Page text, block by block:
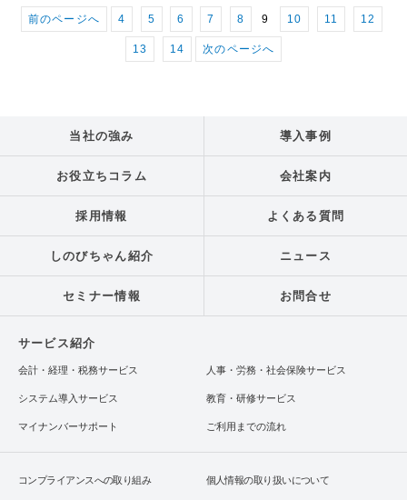
前のページへ 4 5 6 7 8 9 10 11 12
13 14 次のページへ
当社の強み 導入事例
お役立ちコラム 会社案内
採用情報 よくある質問
しのびちゃん紹介 ニュース
セミナー情報 お問合せ
サービス紹介
会計・経理・税務サービス 人事・労務・社会保険サービス
システム導入サービス 教育・研修サービス
マイナンバーサポート ご利用までの流れ
コンプライアンスへの取り組み 個人情報の取り扱いについて